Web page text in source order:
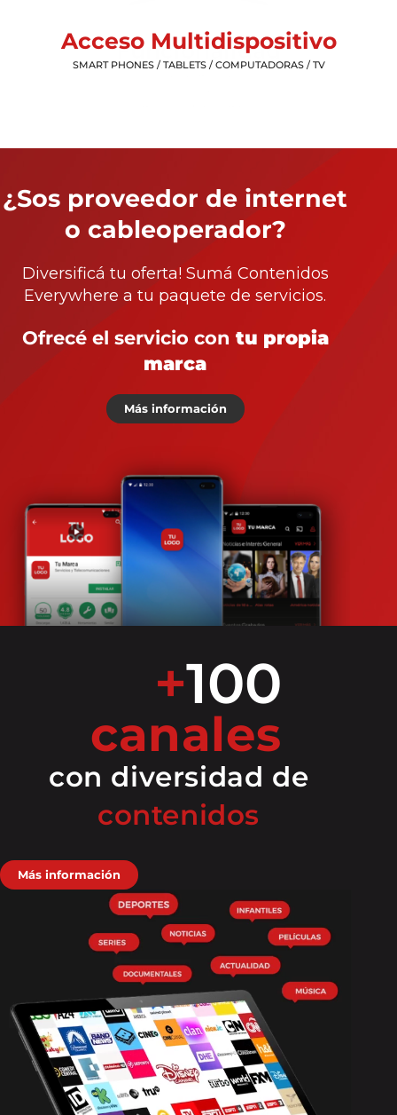
Acceso Multidispositivo
SMART PHONES / TABLETS / COMPUTADORAS / TV
¿Sos proveedor de internet
o cableoperador?
Diversificá tu oferta! Sumá Contenidos
Everywhere a tu paquete de servicios.
Ofrecé el servicio con tu propia
marca
Más información
+100
canales
con diversidad de
contenidos
Más información